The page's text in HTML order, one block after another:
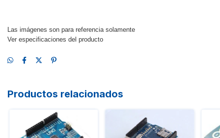
Las imágenes son para referencia solamente
Ver especificaciones del producto
Productos relacionados